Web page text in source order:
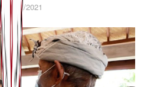
07/11/2021